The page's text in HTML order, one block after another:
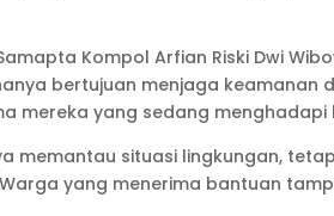
Kompol Arfian Riski Dwi
bertujuan menjaga keamanan
mereka yang sedang menghadapi
memantau situasi lingkungan,
yang menerima bantuan